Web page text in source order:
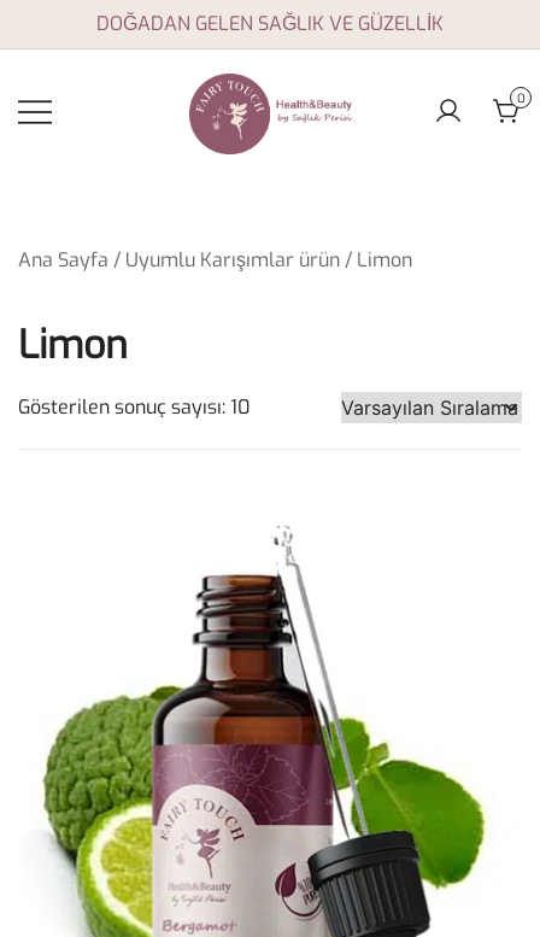
to
DOĞADAN GELEN SAĞLIK VE GÜZELLİK
0
Ana Sayfa / Uyumlu Karışımlar ürün / Limon
Limon
Gösterilen sonuç sayısı: 10